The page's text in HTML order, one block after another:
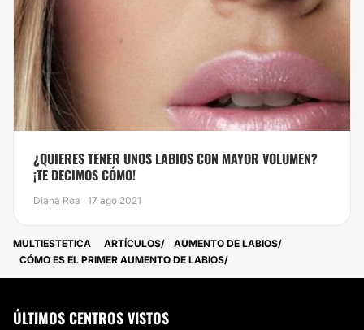
¿QUIERES TENER UNOS LABIOS CON MAYOR VOLUMEN?
¡TE DECIMOS CÓMO!
Diana Roa · 17 ago 2021
MULTIESTETICA ARTÍCULOS
AUMENTO DE LABIOS
CÓMO ES EL PRIMER AUMENTO DE LABIOS
ÚLTIMOS CENTROS VISTOS